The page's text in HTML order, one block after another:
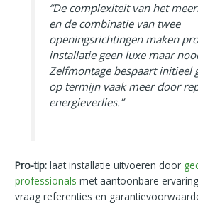
“De complexiteit van het
en de combinatie van twee
openingsrichtingen maken
installatie geen luxe maar
Zelfmontage bespaart initieel
op termijn vaak meer door
energieverlies.”
Pro-tip: laat installatie uitvoeren door
professionals met aantoonbare
vraag referenties en